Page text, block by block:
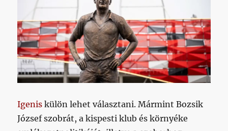
Igenis külön lehet választani. Mármint Bozsik
József szobrát, a kispesti klub és környéke